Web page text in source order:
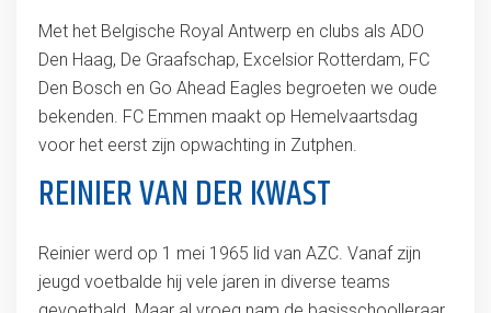
Met het Belgische Royal Antwerp en clubs als ADO
Den Haag, De Graafschap, Excelsior Rotterdam, FC
Den Bosch en Go Ahead Eagles begroeten we oude
bekenden. FC Emmen maakt op Hemelvaartsdag
voor het eerst zijn opwachting in Zutphen.
REINIER VAN DER KWAST
Reinier werd op 1 mei 1965 lid van AZC. Vanaf zijn
jeugd voetbalde hij vele jaren in diverse teams